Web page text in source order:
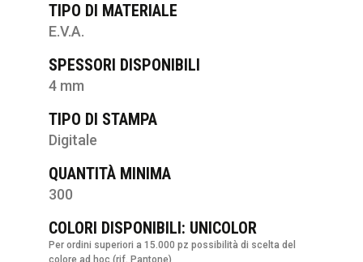
TIPO DI MATERIALE
E.V.A.
SPESSORI DISPONIBILI
4 mm
TIPO DI STAMPA
Digitale
QUANTITÀ MINIMA
300
COLORI DISPONIBILI: UNICOLOR
Per ordini superiori a 15.000 pz possibilità di scelta del